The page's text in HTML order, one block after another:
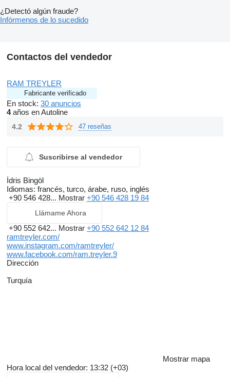
¿Detectó algún fraude?
Infórmenos de lo sucedido
Contactos del vendedor
RAM TREYLER
Fabricante verificado
En stock: 30 anuncios
4años en Autoline
4.2 47 reseñas
Suscribirse al vendedor
İdris Bingöl
Idiomas: francés, turco, árabe, ruso, inglés
+90 546 428... Mostrar +90 546 428 19 84
Llámame Ahora
+90 552 642... Mostrar +90 552 642 12 84
ramtreyler.com/
www.instagram.com/ramtreyler/
www.facebook.com/ram.treyler.9
Dirección
Turquía
Mostrar mapa
Hora local del vendedor: 13:32 (+03)